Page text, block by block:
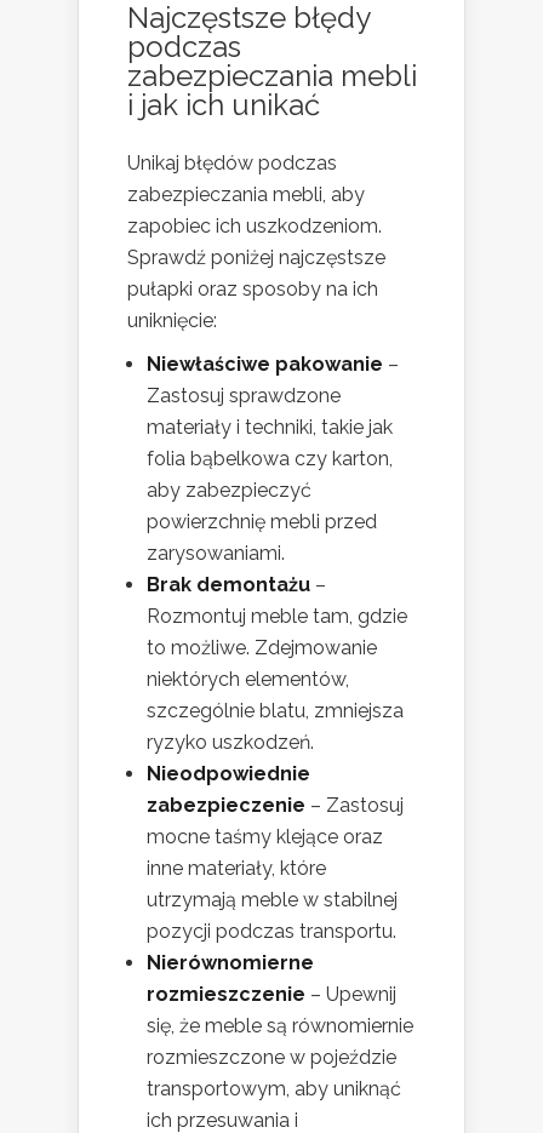
Najczęstsze błędy
podczas
zabezpieczania mebli
i jak ich unikać
Unikaj błędów podczas
zabezpieczania mebli, aby
zapobiec ich uszkodzeniom.
Sprawdź poniżej najczęstsze
pułapki oraz sposoby na ich
uniknięcie:
Niewłaściwe pakowanie –
Zastosuj sprawdzone
materiały i techniki, takie jak
folia bąbelkowa czy karton,
aby zabezpieczyć
powierzchnię mebli przed
zarysowaniami.
Brak demontażu –
Rozmontuj meble tam, gdzie
to możliwe. Zdejmowanie
niektórych elementów,
szczególnie blatu, zmniejsza
ryzyko uszkodzeń.
Nieodpowiednie
zabezpieczenie – Zastosuj
mocne taśmy klejące oraz
inne materiały, które
utrzymają meble w stabilnej
pozycji podczas transportu.
Nierównomierne
rozmieszczenie – Upewnij
się, że meble są równomiernie
rozmieszczone w pojeździe
transportowym, aby uniknąć
ich przesuwania i